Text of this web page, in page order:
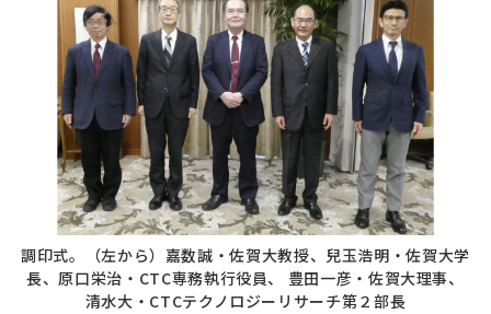
調印式。（左から）嘉数誠・佐賀大教授、兒玉浩明・佐賀大学
長、原口栄治・CTC専務執行役員、 豊田一彦・佐賀大理事、
清水大・CTCテクノロジーリサーチ第２部長